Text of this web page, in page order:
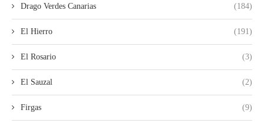
Drago Verdes Canarias (184)
El Hierro (191)
El Rosario (3)
El Sauzal (2)
Firgas (9)